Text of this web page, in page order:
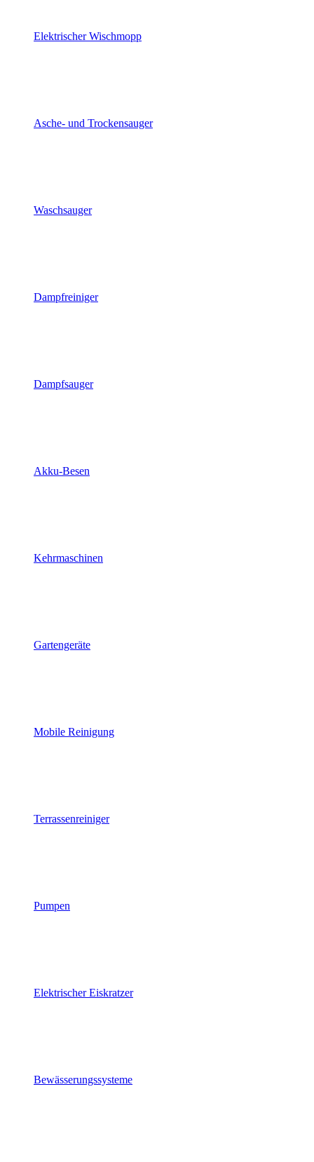
Elektrischer Wischmopp
Asche- und Trockensauger
Waschsauger
Dampfreiniger
Dampfsauger
Akku-Besen
Kehrmaschinen
Gartengeräte
Mobile Reinigung
Terrassenreiniger
Pumpen
Elektrischer Eiskratzer
Bewässerungssysteme